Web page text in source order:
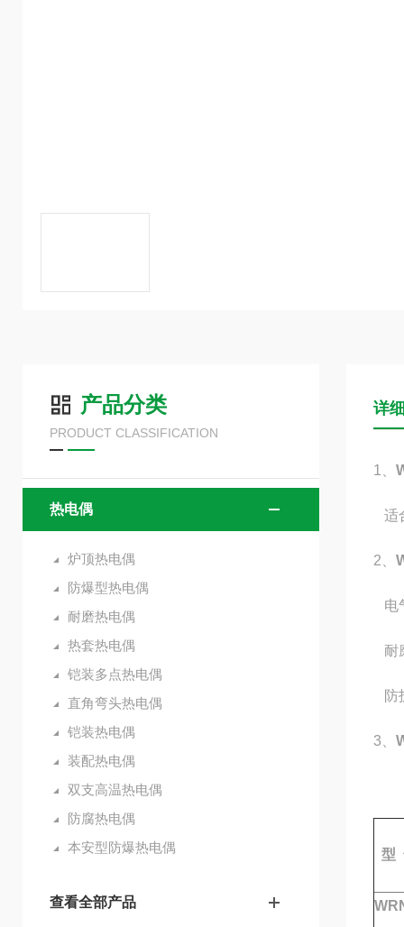
产品分类
PRODUCT CLASSIFICATION
热电偶
炉顶热电偶
防爆型热电偶
耐磨热电偶
热套热电偶
铠装多点热电偶
直角弯头热电偶
铠装热电偶
装配热电偶
双支高温热电偶
防腐热电偶
本安型防爆热电偶
查看全部产品
详
1、
适
2、
电
耐
防
3、
型